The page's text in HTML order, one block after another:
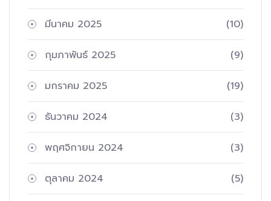
มีนาคม 2025 (10)
กุมภาพันธ์ 2025 (9)
มกราคม 2025 (19)
ธันวาคม 2024 (3)
พฤศจิกายน 2024 (3)
ตุลาคม 2024 (5)